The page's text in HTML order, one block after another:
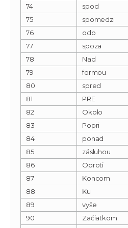
74
spod
75
spomedzi
76
odo
77
spoza
78
Nad
79
formou
80
spred
81
PRE
82
Okolo
83
Popri
84
ponad
85
zásluhou
86
Oproti
87
Koncom
88
Ku
89
vyše
90
Začiatkom